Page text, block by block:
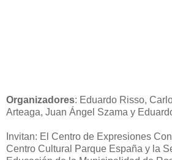
Organizadores: Eduardo Risso,
Arteaga, Juan Ángel Szama y
Invitan: El Centro de Expresiones
Centro Cultural Parque España y la